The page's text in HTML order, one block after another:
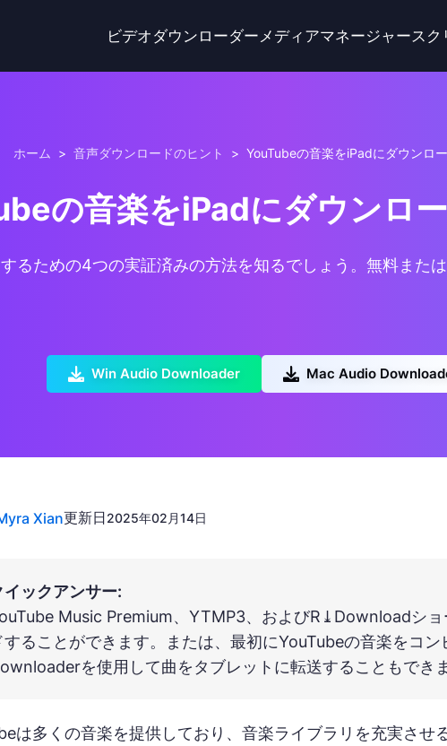
ビデオダウンローダー メディアマネージャー ス
ホーム > 音声ダウンロードのヒント > YouTubeの音楽をiPadにダウンロ
の音楽をiPadにダウンロ
るための4つの実証済みの方法を知るでしょう。無料また
Win Audio Downloader Mac Audio
Xian更新日2025年02月14日
イックアンサー:
Music Premium、YTMP3、およびR⤓Downloadシ
することができます。または、最初にYouTubeの音楽をコ
を使用して曲をタブレットに転送することもできま
は多くの音楽を提供しており、音楽ライブラリを充実さ